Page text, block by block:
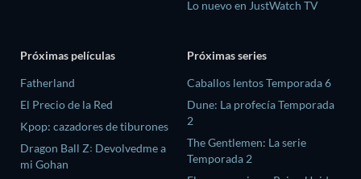
Lo nuevo en JustWatch TV
Próximas películas
Fatherland
El Precio de la Red
Kpop: cazadores de tiburones
Dragon Ball Z꞉ Devolvedme a
mi Gohan
Próximas series
Caballos lentos Temporada 6
Dune: La profecía Temporada
2
The Gentlemen: La serie
Temporada 2